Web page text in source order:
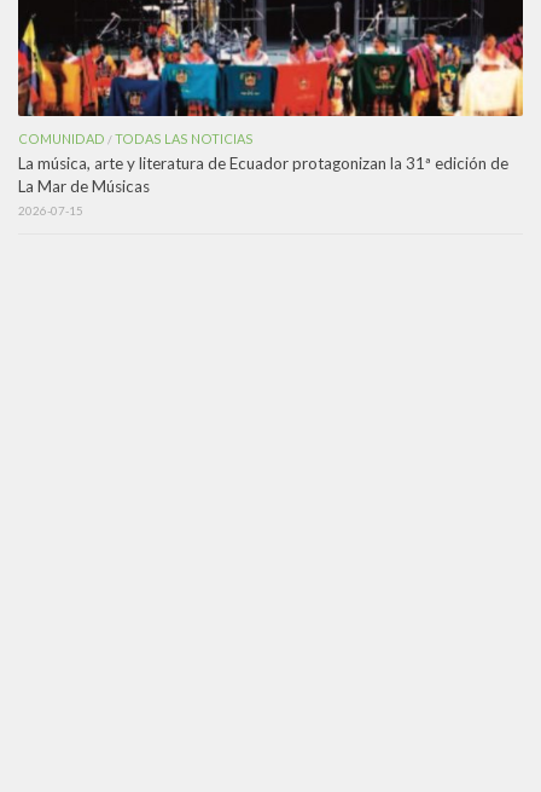
COMUNIDAD /TODAS LAS NOTICIAS
La música, arte y literatura de Ecuador protagonizan la 31ª edición de
La Mar de Músicas
2026-07-15